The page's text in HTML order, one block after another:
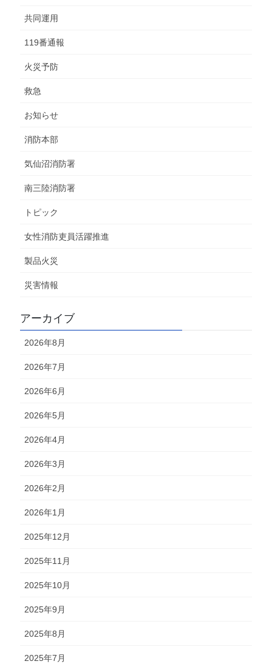
共同運用
119番通報
火災予防
救急
お知らせ
消防本部
気仙沼消防署
南三陸消防署
トピック
女性消防吏員活躍推進
製品火災
災害情報
アーカイブ
2026年8月
2026年7月
2026年6月
2026年5月
2026年4月
2026年3月
2026年2月
2026年1月
2025年12月
2025年11月
2025年10月
2025年9月
2025年8月
2025年7月